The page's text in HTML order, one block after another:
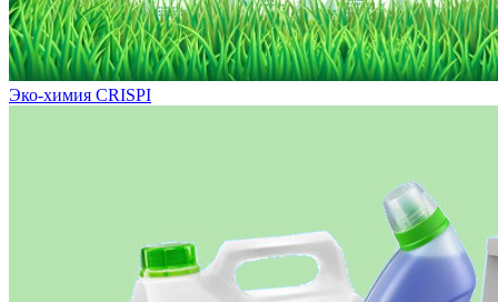
Эко-химия CRISPI